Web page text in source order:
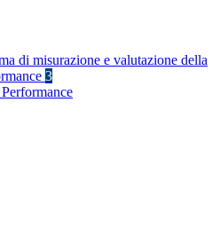
di misurazione e valutazione della
3